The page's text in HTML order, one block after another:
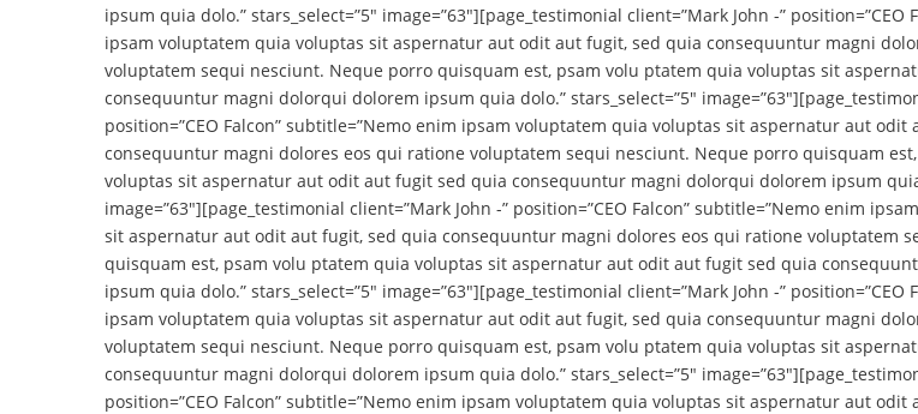
ipsum quia dolo.” stars_select=”5″ image=”63″][page_testimonial client=”Mark John -” position=”CEO
ipsam voluptatem quia voluptas sit aspernatur aut odit aut fugit, sed quia consequuntur magni
voluptatem sequi nesciunt. Neque porro quisquam est, psam volu ptatem quia voluptas sit
consequuntur magni dolorqui dolorem ipsum quia dolo.” stars_select=”5″
position=”CEO Falcon” subtitle=”Nemo enim ipsam voluptatem quia voluptas sit aspernatur aut odit
consequuntur magni dolores eos qui ratione voluptatem sequi nesciunt. Neque porro quisquam
voluptas sit aspernatur aut odit aut fugit sed quia consequuntur magni dolorqui dolorem ipsum quia
image=”63″][page_testimonial client=”Mark John -” position=”CEO Falcon” subtitle=”Nemo enim
sit aspernatur aut odit aut fugit, sed quia consequuntur magni dolores eos qui ratione voluptatem
quisquam est, psam volu ptatem quia voluptas sit aspernatur aut odit aut fugit sed quia
ipsum quia dolo.” stars_select=”5″ image=”63″][page_testimonial client=”Mark John -” position=”CEO
ipsam voluptatem quia voluptas sit aspernatur aut odit aut fugit, sed quia consequuntur magni
voluptatem sequi nesciunt. Neque porro quisquam est, psam volu ptatem quia voluptas sit
consequuntur magni dolorqui dolorem ipsum quia dolo.” stars_select=”5″
position=”CEO Falcon” subtitle=”Nemo enim ipsam voluptatem quia voluptas sit aspernatur aut odit